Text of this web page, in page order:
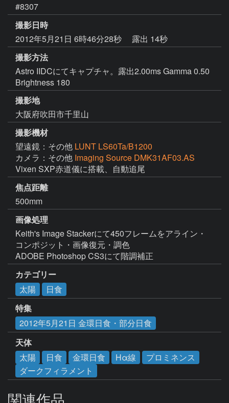
#8307
撮影日時
2012年5月21日 6時46分28秒
露出 14秒
撮影方法
Astro IIDCにてキャプチャ。露出2.00ms Gamma 0.50
Brightness 180
撮影地
大阪府吹田市千里山
撮影機材
望遠鏡：その他 LUNT LS60Ta/B1200
カメラ：その他 Imaging Source DMK31AF03.AS
Vixen SXP赤道儀に搭載、自動追尾
焦点距離
500mm
画像処理
Keith's Image Stackerにて450フレームをアライン・
コンポジット・画像復元・調色
ADOBE Photoshop CS3にて階調補正
カテゴリー
太陽
日食
特集
2012年5月21日 金環日食・部分日食
天体
太陽
日食 金環日食 Hα線
プロミネンス
ダークフィラメント